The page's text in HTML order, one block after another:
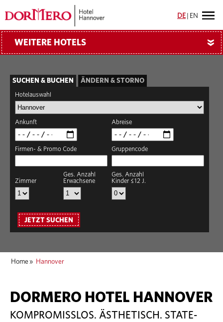
DE EN
WEITERE HOTELS »
SUCHEN & BUCHEN ÄNDERN & STORNO
Hotelauswahl
Ankunft Abreise
Firmen- & Promo Code Gruppencode
Zimmer
Ges. Anzahl
Erwachsene
Ges. Anzahl
Kinder ≤12 J.
JETZT SUCHEN
Home » Hannover
DORMERO HOTEL HANNOVER
KOMPROMISSLOS. ÄSTHETISCH. STATE-